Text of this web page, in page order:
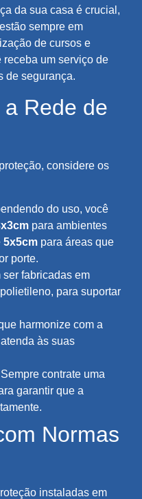
da sua casa é crucial,
sempre em
de cursos e
receba um serviço de
de segurança.
Rede de
considere os
do uso, você
para ambientes
5x5cm para áreas que
porte.
fabricadas em
para suportar
harmonize com a
às suas
Sempre contrate uma
garantir que a
Normas
instaladas em